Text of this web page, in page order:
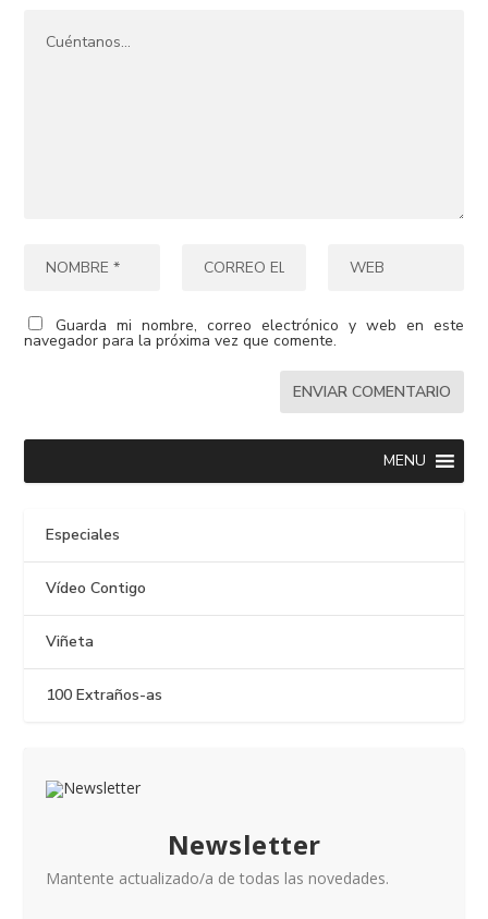
Guarda mi nombre, correo electrónico y web en este
navegador para la próxima vez que comente.
MENU
Especiales
Vídeo Contigo
Viñeta
100 Extraños-as
Newsletter
Mantente actualizado/a de todas las novedades.